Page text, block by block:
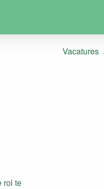
Vacatures
rol te